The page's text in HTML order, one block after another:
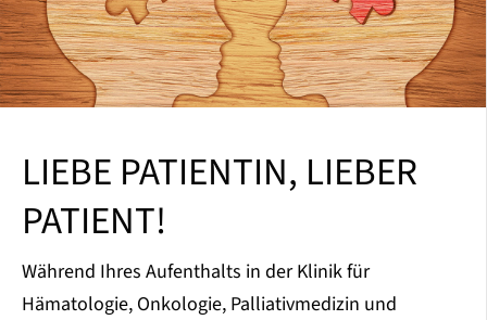
LIEBE PATIENTIN, LIEBER
PATIENT!
Während Ihres Aufenthalts in der Klinik für
Hämatologie, Onkologie, Palliativmedizin und